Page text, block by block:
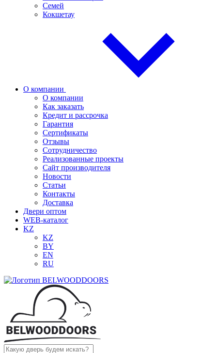
Семей
Кокшетау
О компании
О компании
Как заказать
Кредит и рассрочка
Гарантия
Сертификаты
Отзывы
Сотрудничество
Реализованные проекты
Сайт производителя
Новости
Статьи
Контакты
Доставка
Двери оптом
WEB-каталог
KZ
KZ
BY
EN
RU